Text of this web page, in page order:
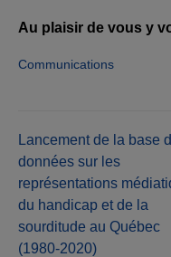
Au plaisir de vous y
Communications
de
l'article
Lancement de la base
données sur les
représentations
du handicap et de la
sourditude au Québec
(1980-2020)